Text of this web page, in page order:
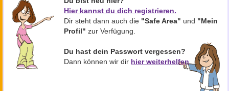
Hier kannst du dich registrieren.
Dir steht dann auch die "Safe Area" und "Mein
Profil" zur Verfügung.
Du hast dein Passwort vergessen?
Dann können wir dir hier weiterhelfen.